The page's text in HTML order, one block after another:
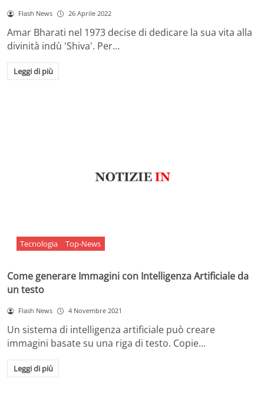
Flash News 26 Aprile 2022
Amar Bharati nel 1973 decise di dedicare la sua vita alla
divinità indù 'Shiva'. Per…
Leggi di più
Tecnologia Top-News
Come generare Immagini con Intelligenza Artificiale da
un testo
Flash News 4 Novembre 2021
Un sistema di intelligenza artificiale può creare
immagini basate su una riga di testo. Copie…
Leggi di più